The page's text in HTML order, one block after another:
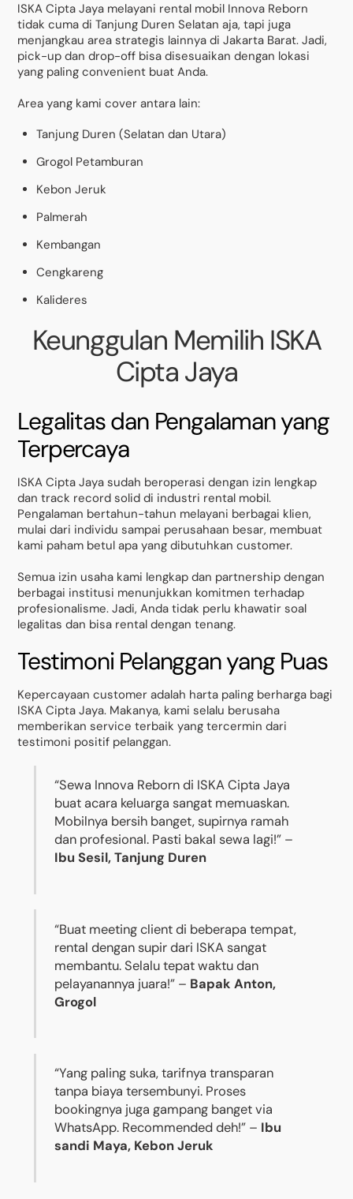
ISKA Cipta Jaya melayani rental mobil Innova Reborn
tidak cuma di Tanjung Duren Selatan aja, tapi juga
menjangkau area strategis lainnya di Jakarta Barat. Jadi,
pick-up dan drop-off bisa disesuaikan dengan lokasi
yang paling convenient buat Anda.
Area yang kami cover antara lain:
Tanjung Duren (Selatan dan Utara)
Grogol Petamburan
Kebon Jeruk
Palmerah
Kembangan
Cengkareng
Kalideres
Keunggulan Memilih ISKA
Cipta Jaya
Legalitas dan Pengalaman yang
Terpercaya
ISKA Cipta Jaya sudah beroperasi dengan izin lengkap
dan track record solid di industri rental mobil.
Pengalaman bertahun-tahun melayani berbagai klien,
mulai dari individu sampai perusahaan besar, membuat
kami paham betul apa yang dibutuhkan customer.
Semua izin usaha kami lengkap dan partnership dengan
berbagai institusi menunjukkan komitmen terhadap
profesionalisme. Jadi, Anda tidak perlu khawatir soal
legalitas dan bisa rental dengan tenang.
Testimoni Pelanggan yang Puas
Kepercayaan customer adalah harta paling berharga bagi
ISKA Cipta Jaya. Makanya, kami selalu berusaha
memberikan service terbaik yang tercermin dari
testimoni positif pelanggan.
“Sewa Innova Reborn di ISKA Cipta Jaya
buat acara keluarga sangat memuaskan.
Mobilnya bersih banget, supirnya ramah
dan profesional. Pasti bakal sewa lagi!” –
Ibu Sesil, Tanjung Duren
“Buat meeting client di beberapa tempat,
rental dengan supir dari ISKA sangat
membantu. Selalu tepat waktu dan
pelayanannya juara!” – Bapak Anton,
Grogol
“Yang paling suka, tarifnya transparan
tanpa biaya tersembunyi. Proses
bookingnya juga gampang banget via
WhatsApp. Recommended deh!” – Ibu
sandi Maya, Kebon Jeruk